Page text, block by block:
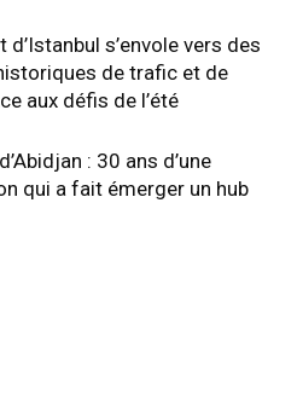
d’Istanbul s’envole vers des
de trafic et de
aux défis de l’été
: 30 ans d’une
qui a fait émerger un hub